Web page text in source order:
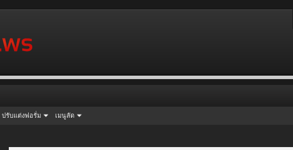
ปรับแต่งฟอรั่ม เมนูลัด